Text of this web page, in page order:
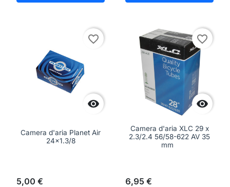

favorite_border
Camera d'aria Planet Air
24x1.3/8
5,00 €

favorite_border
Camera d'aria XLC 29 x
2.3/2.4 56/58-622 AV 35
mm
6,95 €